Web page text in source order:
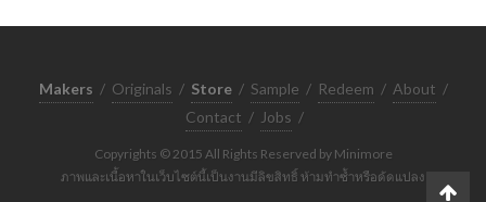
Makers / Originals / Store / Sample / Redeem / About /
Contact / Jobs /
Copyrights © 2015 All Rights Reserved by Minimore
ภาพและเนื้อหาในเว็บไซต์นี้เป็นงานมีลิขสิทธิ์ ห้ามทำซ้ำหรือดัดแปลง